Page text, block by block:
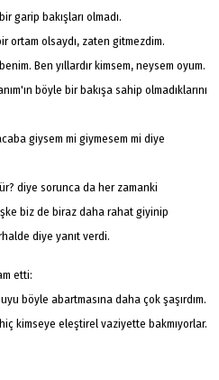
garip bakışları olmadı.
ortam olsaydı, zaten gitmezdim.
Ben yıllardır kimsem, neysem oyum.
böyle bir bakışa sahip olmadıklarını
giysem mi giymesem mi diye
diye sorunca da her zamanki
biz de biraz daha rahat giyinip
diye yanıt verdi.
etti:
böyle abartmasına daha çok şaşırdım.
kimseye eleştirel vaziyette bakmıyorlar.